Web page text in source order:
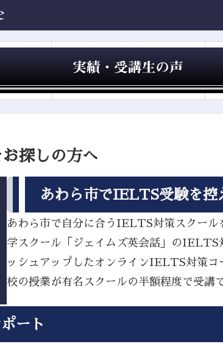
探しの方へ
あわら市でIELTS受験を控
あわら市で自分に合うIELTS対策スクール
学スクール「ジェイムズ英会話」のIELTS
ッシュアップしたオンラインIELTS対策
校の授業が有名スクールの半額程度で受講
ート